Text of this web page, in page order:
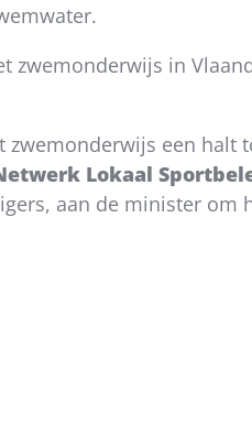
in
een halt
Lokaal
aan de minister om